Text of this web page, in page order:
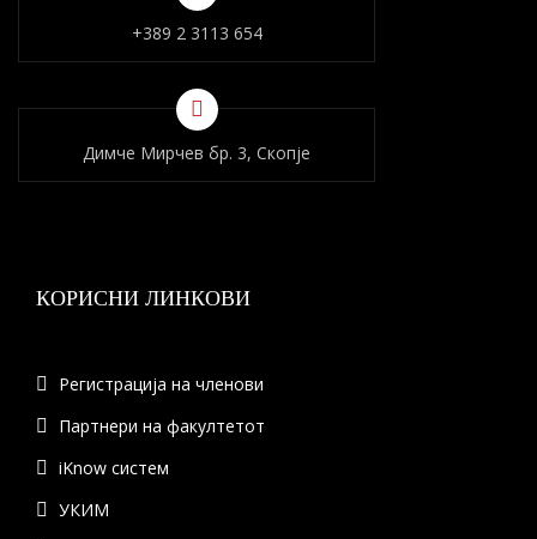
+389 2 3113 654
Димче Мирчев бр. 3, Скопје
КОРИСНИ ЛИНКОВИ
Регистрација на членови
Партнери на факултетот
iKnow систем
УКИМ